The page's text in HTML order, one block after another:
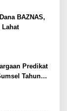
BAZNAS,
Lahat
Predikat
Tahun